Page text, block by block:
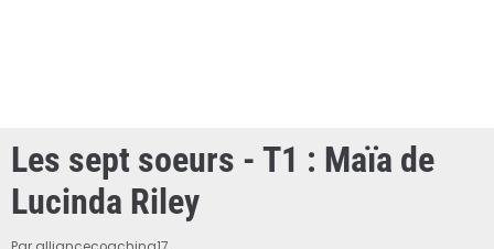
Les sept soeurs - T1 : Maïa de
Lucinda Riley